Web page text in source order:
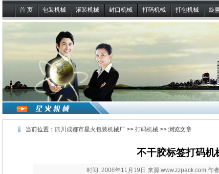
首 页 包装机械 灌装机械 封口机械 打码机械 打包机械 旋
当前位置： 四川成都市星火包装机械厂 >> 打码机械 >> 浏览文章
不干胶标签打码机
时间: 2008年11月19日 来源:www.zzpack.com 作